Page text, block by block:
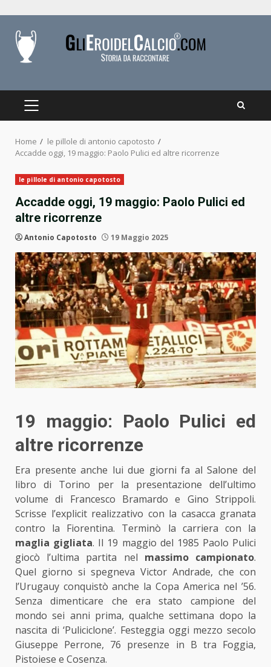
content
PRIMARY
Home
le pillole di antonio capotosto
Accadde oggi, 19 maggio: Paolo Pulici ed altre ricorrenze
le pillole di antonio capotosto
Accadde oggi, 19 maggio: Paolo Pulici ed
altre ricorrenze
Antonio Capotosto 19 Maggio 2025
19 maggio: Paolo Pulici ed
altre ricorrenze
Era presente anche lui due giorni fa al Salone del
libro di Torino per la presentazione dell’ultimo
volume di Francesco Bramardo e Gino Strippoli.
Scrisse l’explicit realizzativo con la casacca granata
contro la Fiorentina. Terminò la carriera con la
maglia gigliata. Il 19 maggio del 1985 Paolo Pulici
giocò l’ultima partita nel massimo campionato.
Quel giorno si spegneva Victor Andrade, che con
l’Urugauy conquistò anche la Copa America nel ’56.
Senza dimenticare che era stato campione del
mondo sei anni prima, qualche settimana dopo la
nascita di ‘Puliciclone’. Festeggia oggi mezzo secolo
Giuseppe Perrone, 76 presenze in B tra Foggia,
Pistoiese e Cosenza.